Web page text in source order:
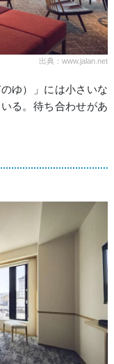
出典：www.jalan.net
ゆ）」には小さいな
る。待ち合わせがあ